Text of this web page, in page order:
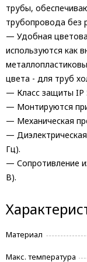
трубы,
трубопровода без
— Удобная
используются как
цвета - для труб
— Класс защиты IP
— Монтируются
— Механическая
—
Гц).
— Сопротивление
В).
Материал
Макс. температура